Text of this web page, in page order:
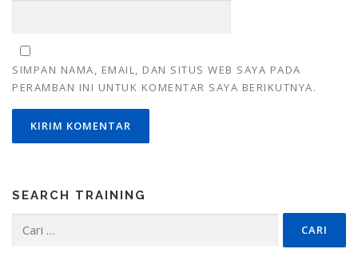
SIMPAN NAMA, EMAIL, DAN SITUS WEB SAYA PADA
PERAMBAN INI UNTUK KOMENTAR SAYA BERIKUTNYA.
SEARCH TRAINING
untuk: